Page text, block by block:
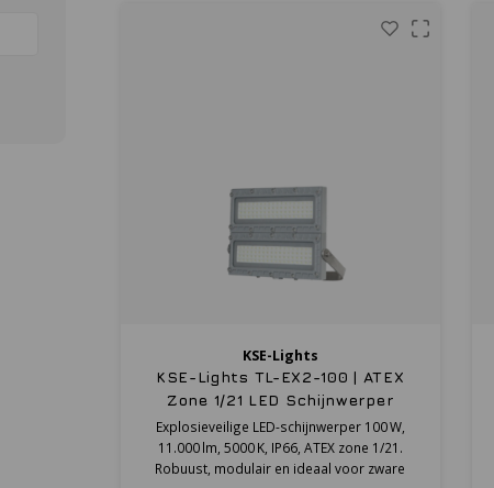
KSE-Lights
KSE-Lights TL-EX2-100 | ATEX
Zone 1/21 LED Schijnwerper
11.000 lm
Explosieveilige LED-schijnwerper 100 W,
11.000 lm, 5000 K, IP66, ATEX zone 1/21.
Robuust, modulair en ideaal voor zware